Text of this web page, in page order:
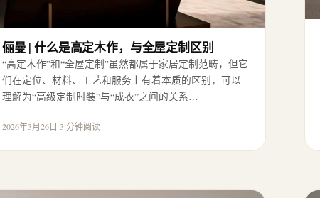
俪曼 | 什么是高定木作，与全屋定制区别
“高定木作”和“全屋定制”虽然都属于家居定制范畴，但它
们在定位、材料、工艺和服务上有着本质的区别，可以
理解为“高级定制时装”与“成衣”之间的关系…
2026年3月26日·3 分钟阅读